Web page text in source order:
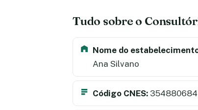
Tudo sobre o
Nome do
Ana Silvano
Código CNES: